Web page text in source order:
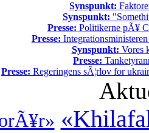
Synspunkt:
Synspunkt:
Presse: Politikerne pÃ¥
Presse:
Synspunkt: Vores
Presse:
Presse: Regeringens sÃ¦rlov for